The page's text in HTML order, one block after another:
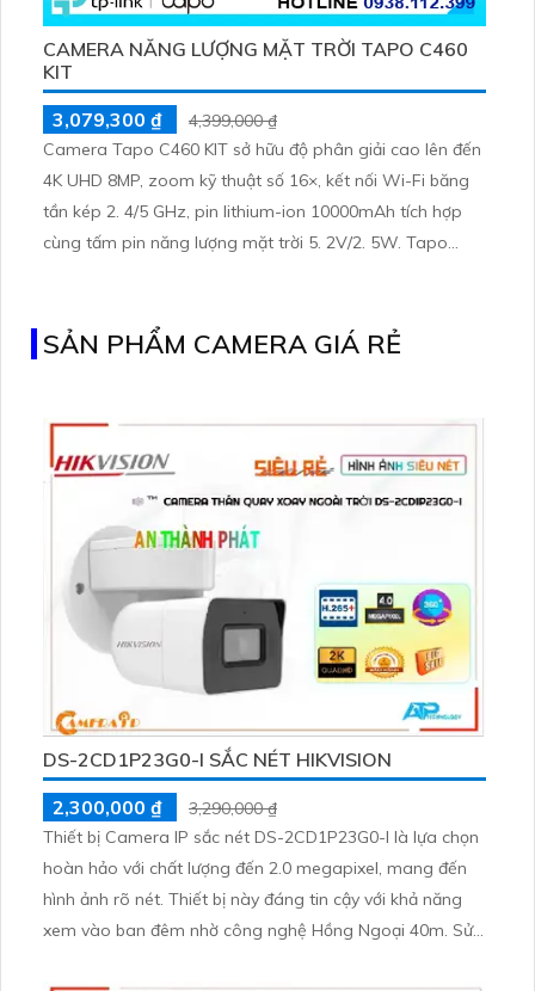
CAMERA NĂNG LƯỢNG MẶT TRỜI TAPO C460
KIT
3,079,300 ₫
4,399,000 ₫
Camera Tapo C460 KIT sở hữu độ phân giải cao lên đến
4K UHD 8MP, zoom kỹ thuật số 16×, kết nối Wi-Fi băng
tần kép 2. 4/5 GHz, pin lithium-ion 10000mAh tích hợp
cùng tấm pin năng lượng mặt trời 5. 2V/2. 5W. Tapo
SẢN PHẨM CAMERA GIÁ RẺ
DS-2CD1P23G0-I SẮC NÉT HIKVISION
2,300,000 ₫
3,290,000 ₫
Thiết bị Camera IP sắc nét DS-2CD1P23G0-I là lựa chọn
hoàn hảo với chất lượng đến 2.0 megapixel, mang đến
hình ảnh rõ nét. Thiết bị này đáng tin cậy với khả năng
xem vào ban đêm nhờ công nghệ Hồng Ngoại 40m. Sử